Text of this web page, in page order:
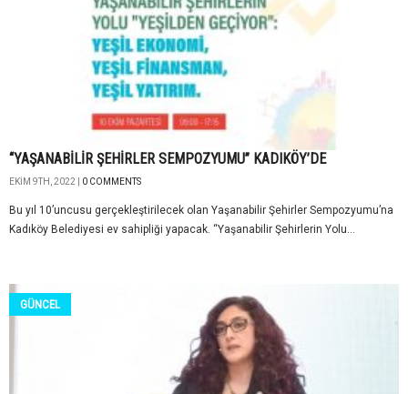
“YAŞANABİLİR ŞEHİRLER SEMPOZYUMU” KADIKÖY’DE
EKIM 9TH, 2022 | 0 COMMENTS
Bu yıl 10’uncusu gerçekleştirilecek olan Yaşanabilir Şehirler Sempozyumu’na
Kadıköy Belediyesi ev sahipliği yapacak. “Yaşanabilir Şehirlerin Yolu...
GÜNCEL